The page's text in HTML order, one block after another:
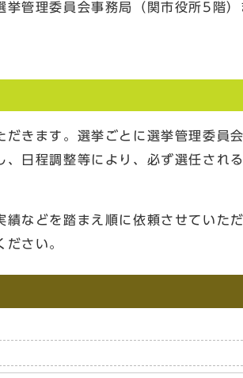
挙管理委員会事務局（関市役所5階）
きます。選挙ごとに選挙管理委員
日程調整等により、必ず選任され
などを踏まえ順に依頼させていた
さい。